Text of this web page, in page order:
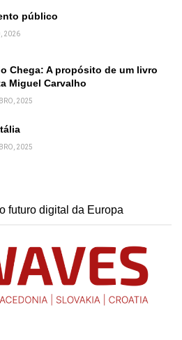
público
2026
Chega: A propósito de um livro
Miguel Carvalho
2025
2025
futuro digital da Europa